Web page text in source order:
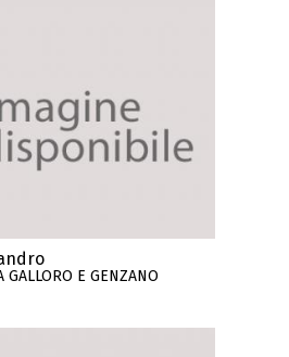
GALLORO E GENZANO